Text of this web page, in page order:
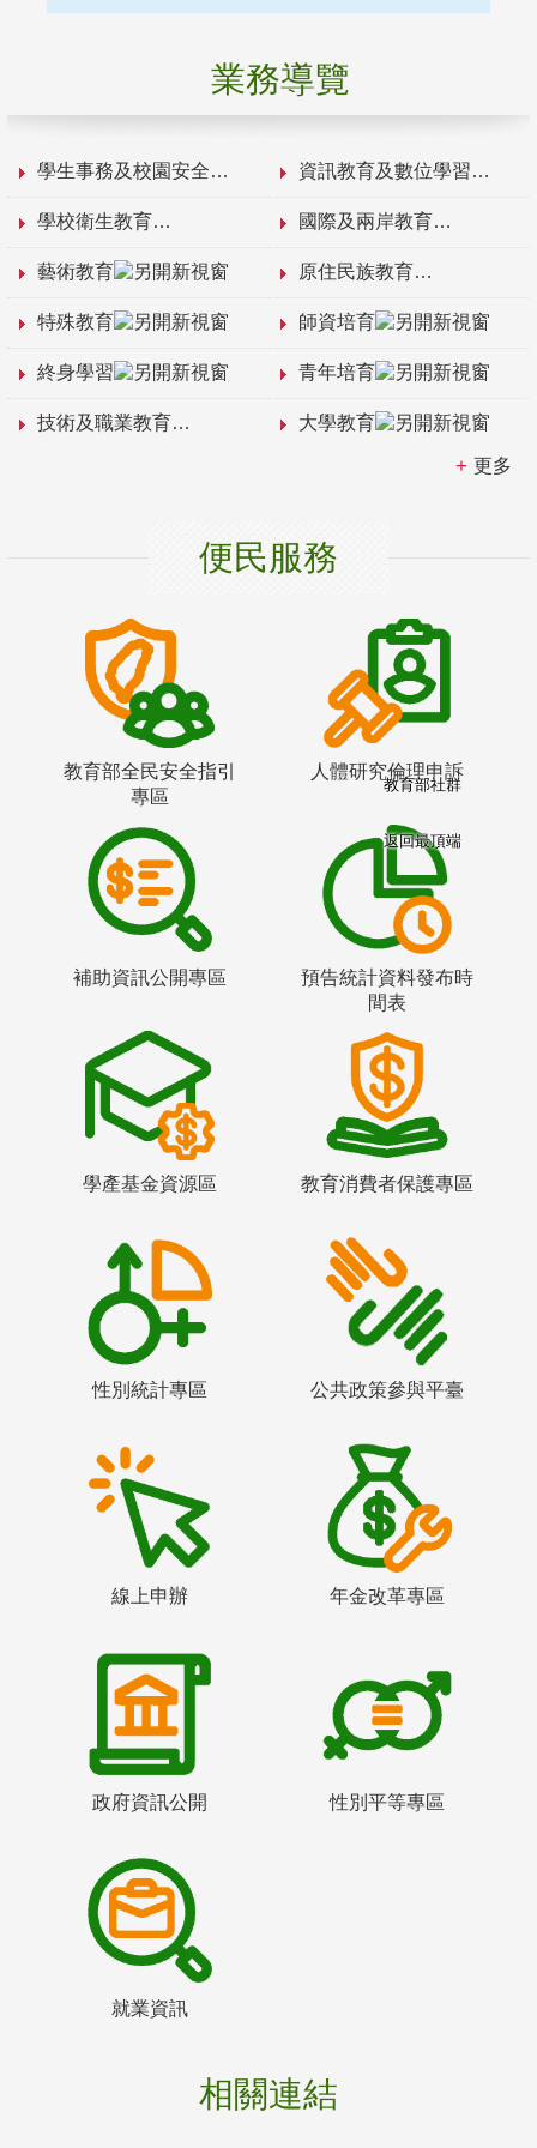
業務導覽
學生事務及校園安全 資訊教育及數位學習
學校衛生教育 國際及兩岸教育
藝術教育 原住民族教育
特殊教育 師資培育
終身學習 青年培育
技術及職業教育 大學教育
更多
便民服務
教育部全民安全指引
專區
人體研究倫理申訴
補助資訊公開專區
預告統計資料發布時
間表
學產基金資源區 教育消費者保護專區
性別統計專區 公共政策參與平臺
線上申辦 年金改革專區
政府資訊公開 性別平等專區
就業資訊
相關連結
教育部社群
返回最頂端